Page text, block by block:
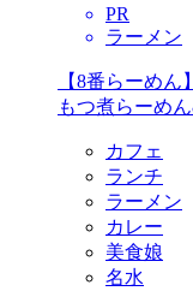
PR
ラーメン
【8番らーめ
もつ煮らーめ
カフェ
ランチ
ラーメン
カレー
美食娘
名水